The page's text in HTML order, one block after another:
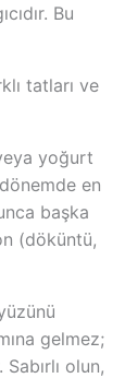
Bu
tatları ve
yoğurt
en
başka
(döküntü,
gelmez;
olun,